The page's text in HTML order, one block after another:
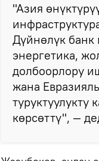
"Азия
Дүйнөлүк
энергетика,
долбоорлору
жана
көрсөттү", —